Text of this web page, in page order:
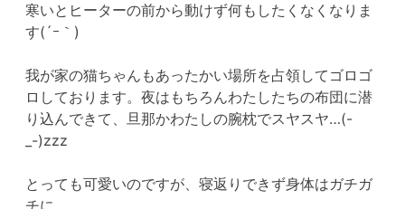
寒いとヒーターの前から動けず何もしたくなくなりま
す(´ｰ｀)
我が家の猫ちゃんもあったかい場所を占領してゴロゴ
ロしております。夜はもちろんわたしたちの布団に潜
り込んできて、旦那かわたしの腕枕でスヤスヤ…(-
_-)zzz
とっても可愛いのですが、寝返りできず身体はガチガ
チに。